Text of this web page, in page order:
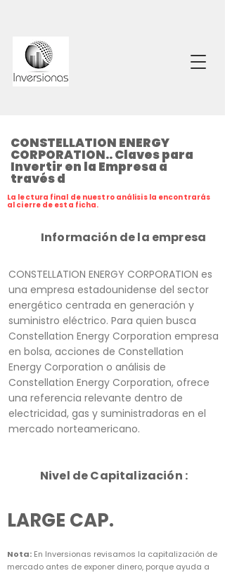
CONSTELLATION ENERGY
CORPORATION.. Claves para
Invertir en la Empresa a
través d
La lectura final de nuestro análisis la encontrarás
al cierre de esta ficha.
Información de la empresa
CONSTELLATION ENERGY CORPORATION es
una empresa estadounidense del sector
energético centrada en generación y
suministro eléctrico. Para quien busca
Constellation Energy Corporation empresa
en bolsa, acciones de Constellation
Energy Corporation o análisis de
Constellation Energy Corporation, ofrece
una referencia relevante dentro de
electricidad, gas y suministradoras en el
mercado norteamericano.
Nivel de Capitalización :
LARGE CAP.
Nota: En Inversionas revisamos la capitalización de
mercado antes de exponer dinero, porque ayuda a